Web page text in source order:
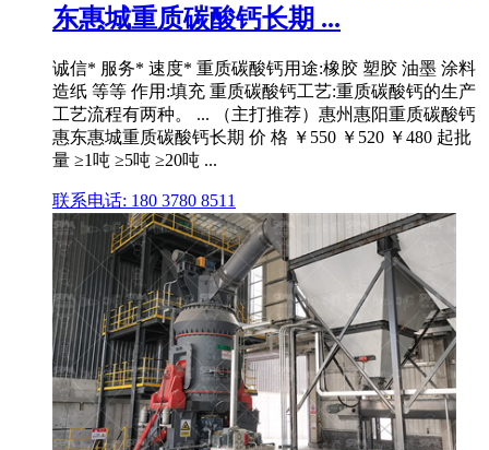
东惠城重质碳酸钙长期 ...
诚信* 服务* 速度* 重质碳酸钙用途:橡胶 塑胶 油墨 涂料
造纸 等等 作用:填充 重质碳酸钙工艺:重质碳酸钙的生产
工艺流程有两种。 ... （主打推荐）惠州惠阳重质碳酸钙
惠东惠城重质碳酸钙长期 价 格 ￥550 ￥520 ￥480 起批
量 ≥1吨 ≥5吨 ≥20吨 ...
联系电话: 180 3780 8511